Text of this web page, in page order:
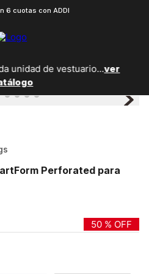
6 cuotas con ADDI
unidad de vestuario...ver
Perforated para
50 % OFF